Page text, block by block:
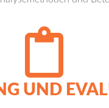
UND